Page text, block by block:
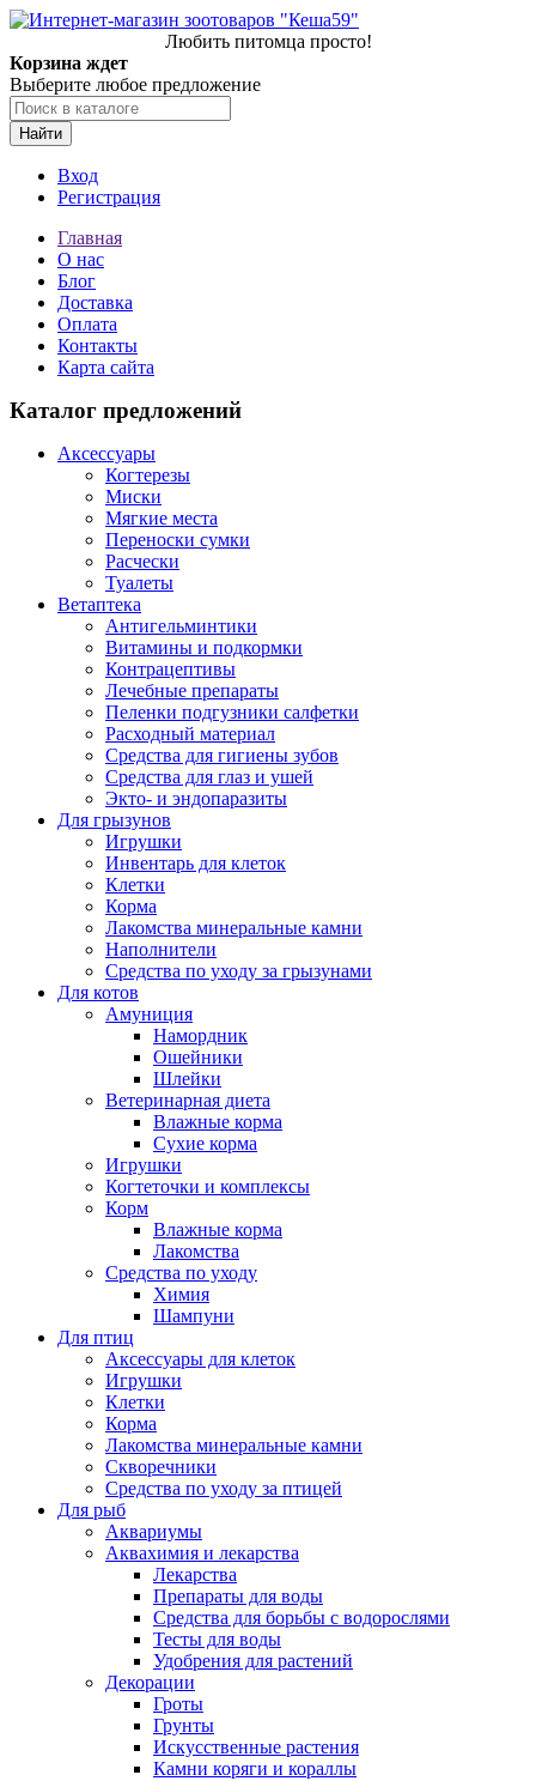
Любить питомца просто!
Корзина ждет
Выберите любое предложение
Найти
Вход
Регистрация
Главная
О нас
Блог
Доставка
Оплата
Контакты
Карта сайта
Каталог предложений
Аксессуары
Когтерезы
Миски
Мягкие места
Переноски сумки
Расчески
Туалеты
Ветаптека
Антигельминтики
Витамины и подкормки
Контрацептивы
Лечебные препараты
Пеленки подгузники салфетки
Расходный материал
Средства для гигиены зубов
Средства для глаз и ушей
Экто- и эндопаразиты
Для грызунов
Игрушки
Инвентарь для клеток
Клетки
Корма
Лакомства минеральные камни
Наполнители
Средства по уходу за грызунами
Для котов
Амуниция
Намордник
Ошейники
Шлейки
Ветеринарная диета
Влажные корма
Сухие корма
Игрушки
Когтеточки и комплексы
Корм
Влажные корма
Лакомства
Средства по уходу
Химия
Шампуни
Для птиц
Аксессуары для клеток
Игрушки
Клетки
Корма
Лакомства минеральные камни
Скворечники
Средства по уходу за птицей
Для рыб
Аквариумы
Аквахимия и лекарства
Лекарства
Препараты для воды
Средства для борьбы с водорослями
Тесты для воды
Удобрения для растений
Декорации
Гроты
Грунты
Искусственные растения
Камни коряги и кораллы